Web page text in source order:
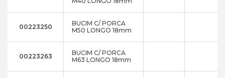
00223250
BUCIM C/ PORCA
M50 LONGO 18mm
00223263
BUCIM C/ PORCA
M63 LONGO 18mm